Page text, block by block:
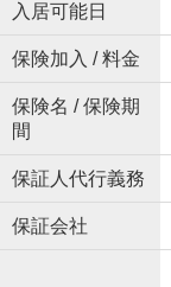
入居可能日
保険加入 / 料金
保険名 / 保険期
間
保証人代行義務
保証会社